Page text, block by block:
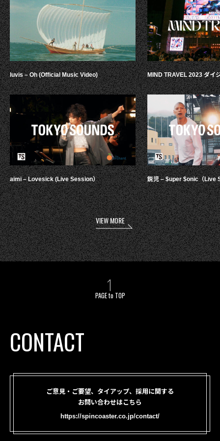
luvis – Oh (Official Music Video)
aimi – Lovesick (Live Session）
MIND TRAVEL 2023 ダイ
鋭児 – $uper $onic（Live
VIEW MORE
PAGE to TOP
CONTACT
ご意見・ご要望、タイアップ、採用に関する
お問い合わせはこちら
https://spincoaster.co.jp/contact/